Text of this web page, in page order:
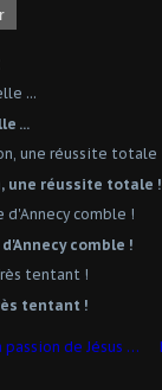
...
une réussite totale !
comble !
tentant !
Première mondiale de La passion de Jésus de Alarcon au Festival d'Ambronay